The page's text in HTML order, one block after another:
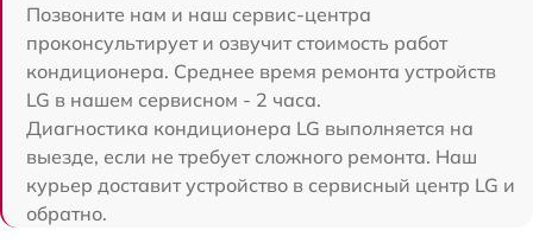
Позвоните нам и наш сервис-центра
проконсультирует и озвучит стоимость работ
кондиционера. Среднее время ремонта устройств
LG в нашем сервисном - 2 часа.
Диагностика кондиционера LG выполняется на
выезде, если не требует сложного ремонта. Наш
курьер доставит устройство в сервисный центр LG и
обратно.